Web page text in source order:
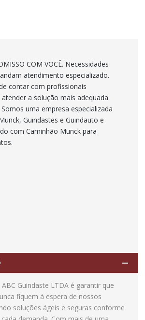
COM VOCÊ. Necessidades
atendimento especializado.
contar com profissionais
a solução mais adequada
uma empresa especializada
Guindastes e Guindauto e
com Caminhão Munck para
Guindaste LTDA é garantir que
fiquem à espera de nossos
soluções ágeis e seguras conforme